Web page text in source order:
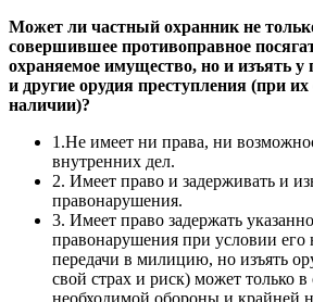
Может ли частный охранник не
совершившее противоправное
охраняемое имущество, но и изъять у
и другие орудия преступления (при
наличии)?
1.Не имеет ни права, ни
внутренних дел.
2. Имеет право и задерживать и
правонарушения.
3. Имеет право задержать
правонарушения при условии его
передачи в милицию, но изъять
свой страх и риск) может только в
необходимой обороны и крайней